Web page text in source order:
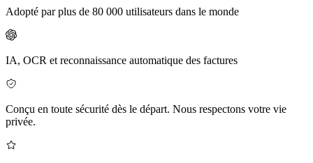
Adopté par plus de 80 000 utilisateurs dans le monde
IA, OCR et reconnaissance automatique des factures
Conçu en toute sécurité dès le départ. Nous respectons votre vie
privée.